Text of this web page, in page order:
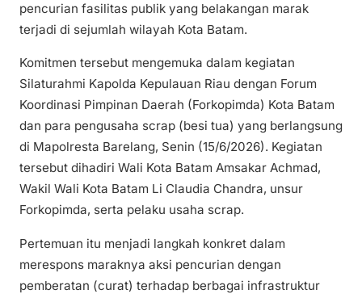
pencurian fasilitas publik yang belakangan marak
terjadi di sejumlah wilayah Kota Batam.
Komitmen tersebut mengemuka dalam kegiatan
Silaturahmi Kapolda Kepulauan Riau dengan Forum
Koordinasi Pimpinan Daerah (Forkopimda) Kota Batam
dan para pengusaha scrap (besi tua) yang berlangsung
di Mapolresta Barelang, Senin (15/6/2026). Kegiatan
tersebut dihadiri Wali Kota Batam Amsakar Achmad,
Wakil Wali Kota Batam Li Claudia Chandra, unsur
Forkopimda, serta pelaku usaha scrap.
Pertemuan itu menjadi langkah konkret dalam
merespons maraknya aksi pencurian dengan
pemberatan (curat) terhadap berbagai infrastruktur